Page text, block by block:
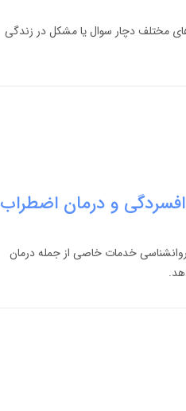
مختلف دچار سوال یا مشکل در زندگی
و درمان اضطراب
روانشناسی خدمات خاصی از جمله درمان